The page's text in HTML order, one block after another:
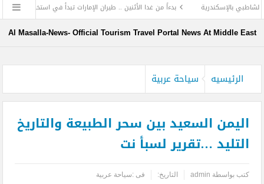
بدءاً من غدا الأثنين .. طيران الإمارات تبدأ في استخدام بطاقات الصعود ”
ترفض الرد المستفز لبطلة كليوباترا وتصدر بيانها الثاني
Al Masalla-News- Official Tourism Travel Portal News At Middle East
الرئيسيه سياحة عربية
اليمن السعيد بين سحر الطبيعة والتاريخ
التليد …تقرير لسبأ نت
كتب بواسطة admin التاريخ: فى :سياحة عربية